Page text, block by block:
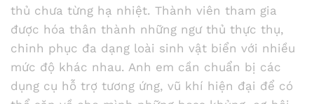
thủ chưa từng hạ nhiệt. Thành viên tham gia
được hóa thân thành những ngư thủ thực thụ,
chinh phục đa dạng loài sinh vật biển với nhiều
mức độ khác nhau. Anh em cần chuẩn bị các
dụng cụ hỗ trợ tương ứng, vũ khí hiện đại để có